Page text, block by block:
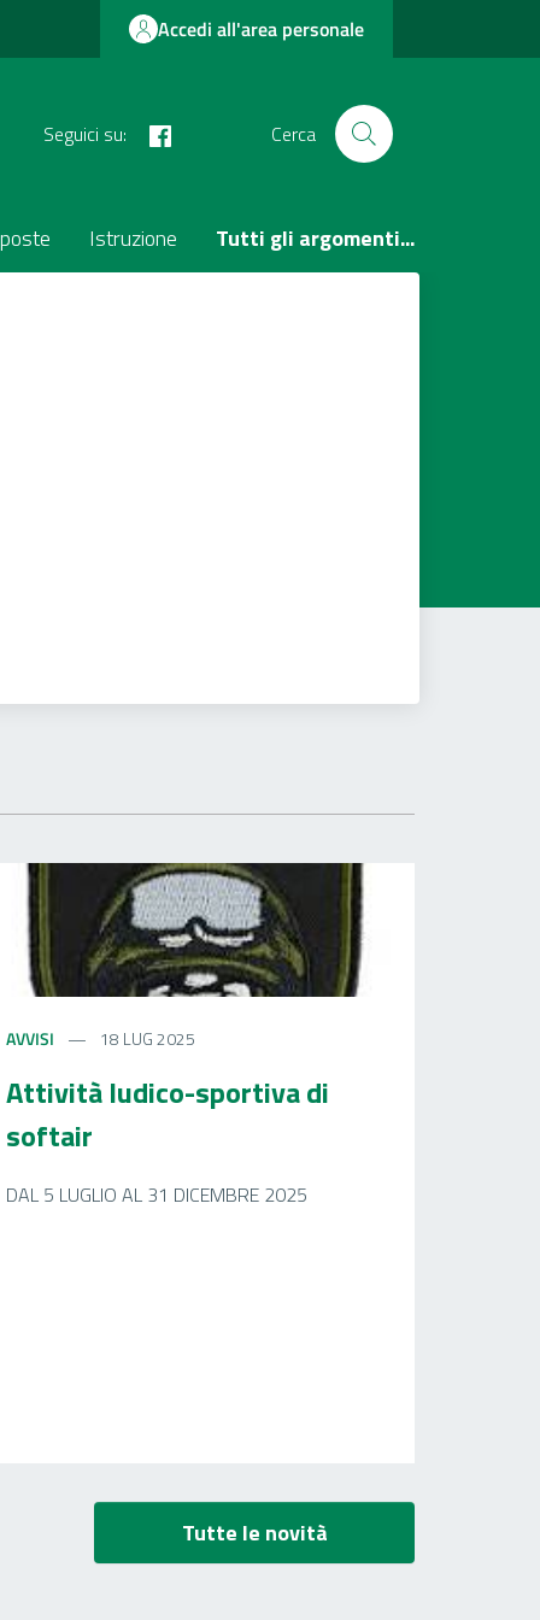
Accedi all'area personale
Seguici su: Cerca
Istruzione Tutti gli argomenti...
AVVISI 18 LUG 2025
Attività ludico-sportiva di
softair
DAL 5 LUGLIO AL 31 DICEMBRE 2025
Tutte le novità